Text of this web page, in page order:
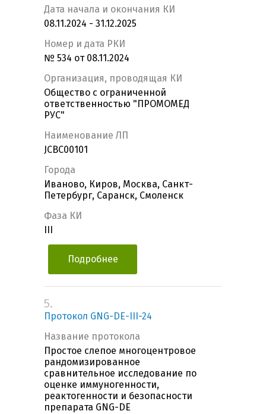
Дата начала и окончания КИ
08.11.2024 - 31.12.2025
Номер и дата РКИ
№ 534 от 08.11.2024
Организация, проводящая КИ
Общество с ограниченной
ответственностью "ПРОМОМЕД
РУС"
Наименование ЛП
JCBC00101
Города
Иваново, Киров, Москва, Санкт-
Петербург, Саранск, Смоленск
Фаза КИ
Подробнее
5.
Протокол GNG-DE-III-24
Название протокола
Простое слепое многоцентровое
рандомизированное
сравнительное исследование по
оценке иммуногенности,
реактогенности и безопасности
препарата GNG-DE